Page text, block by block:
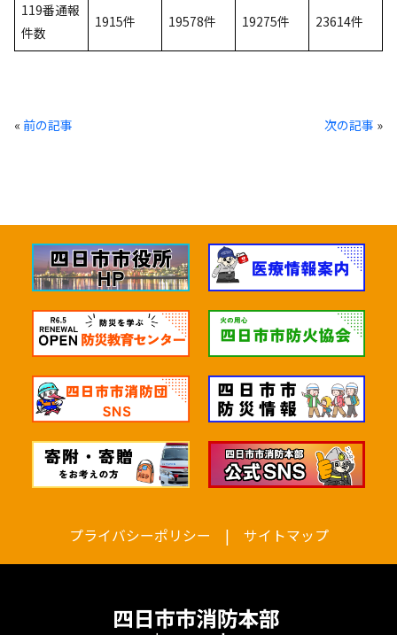
119番通報
件数
1915件 19578件 19275件 23614件
« 前の記事 次の記事 »
プライバシーポリシー | サイトマップ
四日市市消防本部
あなたが聞きたいことを選んで
申請書関係について